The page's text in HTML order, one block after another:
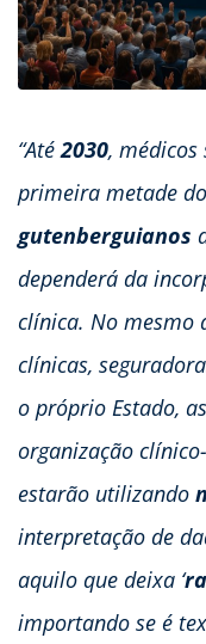
“Até2030, médicos
primeira metade
gutenberguianos
dependerá da
clínica. No mesmo
clínicas,
o próprio Estado,
organização
estarão utilizando
interpretação de
aquilo que deixa ‘
importando se é